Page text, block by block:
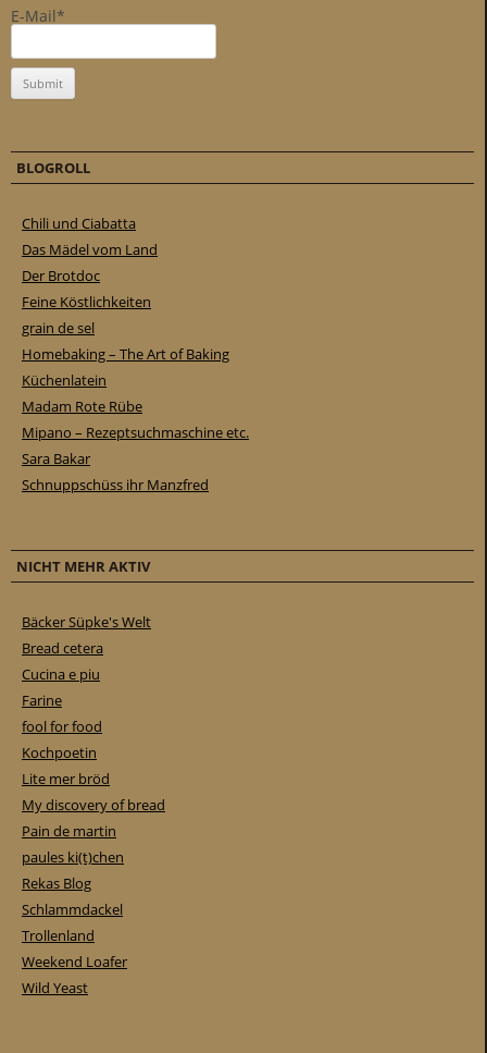
E-Mail*
BLOGROLL
Chili und Ciabatta
Das Mädel vom Land
Der Brotdoc
Feine Köstlichkeiten
grain de sel
Homebaking – The Art of Baking
Küchenlatein
Madam Rote Rübe
Mipano – Rezeptsuchmaschine etc.
Sara Bakar
Schnuppschüss ihr Manzfred
NICHT MEHR AKTIV
Bäcker Süpke's Welt
Bread cetera
Cucina e piu
Farine
fool for food
Kochpoetin
Lite mer bröd
My discovery of bread
Pain de martin
paules ki(t)chen
Rekas Blog
Schlammdackel
Trollenland
Weekend Loafer
Wild Yeast